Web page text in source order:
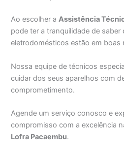
Ao escolher aAssistência
pode ter a tranquilidade de saber
eletrodomésticos estão em boas
Nossa equipe de técnicos
cuidar dos seus aparelhos com
comprometimento.
Agende um serviço conosco e
compromisso com a excelência
Lofra Pacaembu.